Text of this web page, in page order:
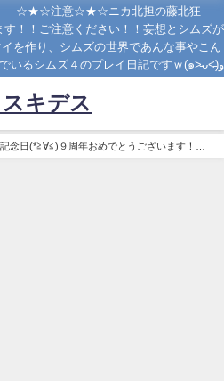
注意☆★☆ニカ北担の藤北狂
を作り、シムズの世界であんな事やこん
な事させてニヤニヤしながら遊んでいるシムズ４のプレイ日記ですｗ(๑˃̵ᴗ˂̵)و
キデス
念日(*≧∀≦)９周年おめでとうございます！１